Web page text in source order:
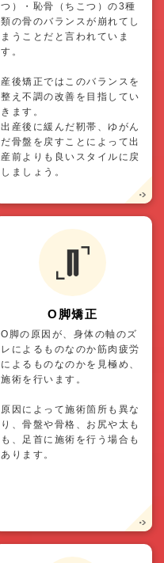
つ）・恥骨（ちこつ）の3種
類の骨のバランスが崩れてし
まうことだと言われていま
す。
産後矯正ではこのバランスを
整え不調の改善を目指してい
きます。
出産後に緩んだ靭帯、ゆがん
だ骨盤を戻すことによって出
産前よりも良いスタイルに戻
しましょう。
O脚矯正
O脚の原因が、身体の軸のズ
レによるものなのか筋肉疲労
によるものなのかを見極め、
施術を行います。
原因によって施術箇所も異な
り、骨盤や骨格、お尻や太も
も、足首に施術を行う場合も
あります。